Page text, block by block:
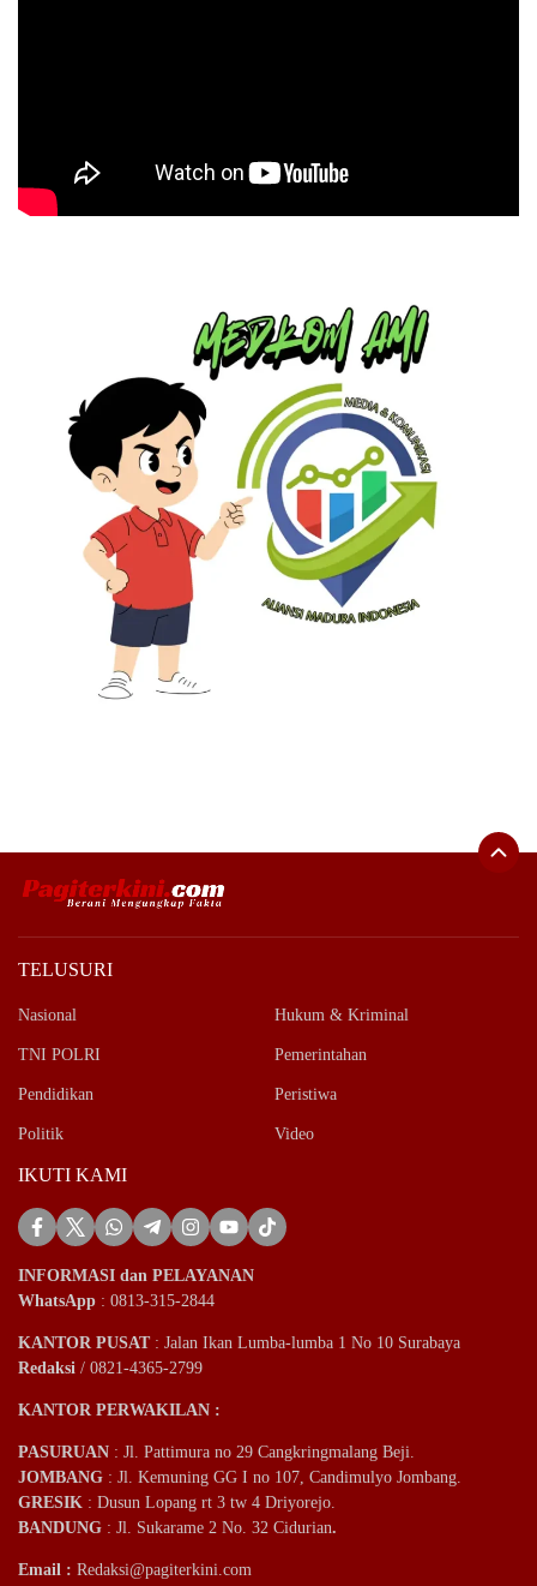
TELUSURI
Nasional Hukum & Kriminal
TNI POLRI Pemerintahan
Pendidikan Peristiwa
Politik Video
IKUTI KAMI
INFORMASI dan PELAYANAN
WhatsApp : 0813-315-2844
KANTOR PUSAT: Jalan Ikan Lumba-lumba 1 No 10 Surabaya
Redaksi / 0821-4365-2799
KANTOR PERWAKILAN :
PASURUAN : Jl. Pattimura no 29 Cangkringmalang Beji.
JOMBANG : Jl. Kemuning GG I no 107, Candimulyo Jombang.
GRESIK : Dusun Lopang rt 3 tw 4 Driyorejo.
BANDUNG : Jl. Sukarame 2 No. 32 Cidurian.
Email : Redaksi@pagiterkini.com